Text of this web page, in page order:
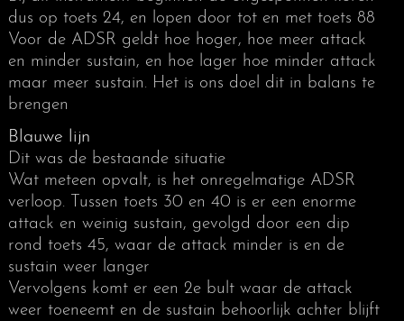
niveau bereikt
Sustain
Het niveau waarop de toon hoorbaar blijft tot de
snaar gedempt wordt. Niet alleen het volume,
maar ook de duur daarvan is van belang
Release
De tijd waarin het volume naar nul gaat na het
loslaten van de toets
Envelope
Het complete verloop van het volume (ADSR)
van aanzet tot wegsterven
De release heeft niet alleen te maken met de
dus op toets 24, en lopen door tot en met toets 88
Voor de ADSR geldt hoe hoger, hoe meer attack
en minder sustain, en hoe lager hoe minder attack
maar meer sustain. Het is ons doel dit in balans te
brengen
Blauwe lijn
Dit was de bestaande situatie
Wat meteen opvalt, is het onregelmatige ADSR
verloop. Tussen toets 30 en 40 is er een enorme
attack en weinig sustain, gevolgd door een dip
rond toets 45, waar de attack minder is en de
sustain weer langer
Vervolgens komt er een 2e bult waar de attack
weer toeneemt en de sustain behoorlijk achter blijft